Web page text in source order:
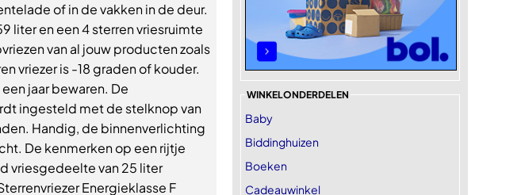
of in de vakken in de deur.
liter en een 4 sterren vriesruimte
van al jouw producten zoals
vriezer is -18 graden of kouder.
jaar bewaren. De
ingesteld met de stelknop van
Handig, de binnenverlichting
De kenmerken op een rijtje
vriesgedeelte van 25 liter
Energieklasse F
WINKELONDERDELEN
Baby
Biddinghuizen
Boeken
Cadeauwinkel